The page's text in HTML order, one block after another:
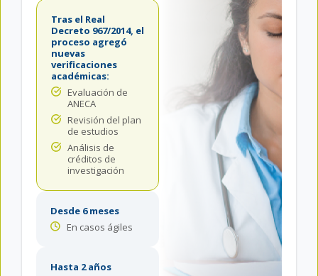
Tras el Real
Decreto 967/2014, el
proceso agregó
nuevas
verificaciones
académicas:
Evaluación de
ANECA
Revisión del plan
de estudios
Análisis de
créditos de
investigación
Desde 6 meses
En casos ágiles
Hasta 2 años